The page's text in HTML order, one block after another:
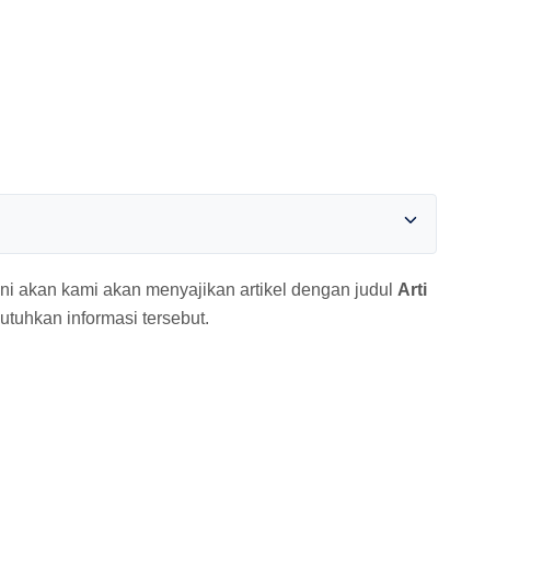
akan kami akan menyajikan artikel dengan judul Arti
informasi tersebut.